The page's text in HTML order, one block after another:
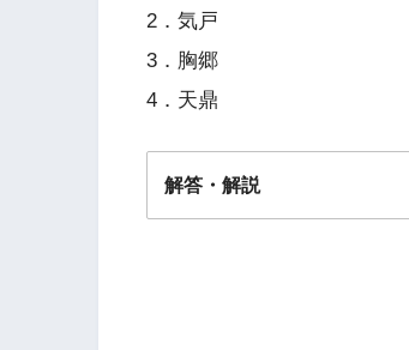
2．気戸
3．胸郷
4．天鼎
解答・解説